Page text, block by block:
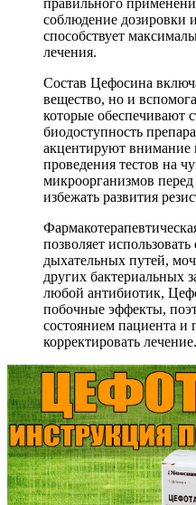
соблюдение дозировки
способствует
лечения.
Состав Цефосина
вещество, но и
которые обеспечивают
биодоступность
акцентируют внимание
проведения тестов на
микроорганизмов
избежать развития
позволяет
дыхательных путей,
других бактериальных
любой антибиотик,
побочные эффекты,
состоянием пациента и
корректировать лечение.